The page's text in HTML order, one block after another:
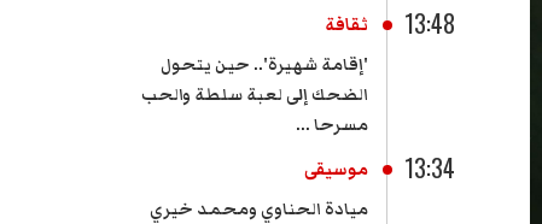
13:48
ثقافة
'إقامة شهيرة'.. حين يتحول
الضحك إلى لعبة سلطة والحب
مسرحا ...
13:34
موسيقى
ميادة الحناوي ومحمد خيري